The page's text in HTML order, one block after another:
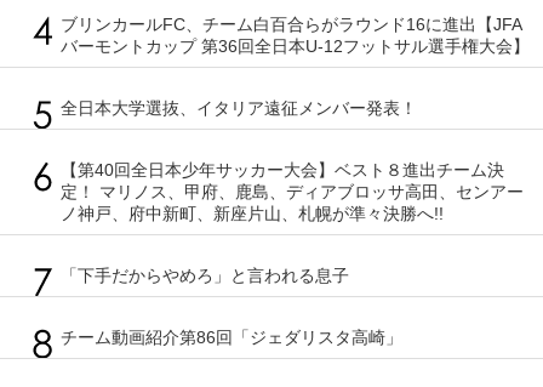
ブリンカールFC、チーム白百合らがラウンド16に進出【JFA
バーモントカップ 第36回全日本U-12フットサル選手権大会】
全日本大学選抜、イタリア遠征メンバー発表！
【第40回全日本少年サッカー大会】ベスト８進出チーム決
定！ マリノス、甲府、鹿島、ディアブロッサ高田、センアー
ノ神戸、府中新町、新座片山、札幌が準々決勝へ!!
「下手だからやめろ」と言われる息子
チーム動画紹介第86回「ジェダリスタ高崎」